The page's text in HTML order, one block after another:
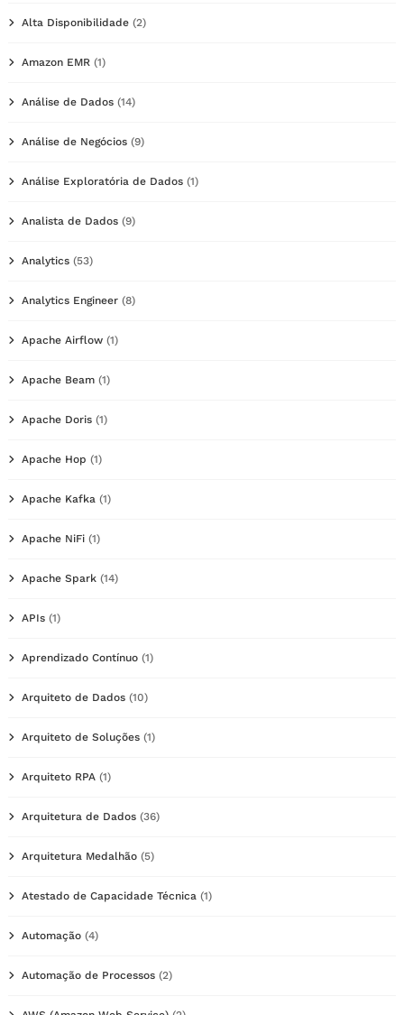
Alta Disponibilidade (2)
Amazon EMR (1)
Análise de Dados (14)
Análise de Negócios (9)
Análise Exploratória de Dados (1)
Analista de Dados (9)
Analytics (53)
Analytics Engineer (8)
Apache Airflow (1)
Apache Beam (1)
Apache Doris (1)
Apache Hop (1)
Apache Kafka (1)
Apache NiFi (1)
Apache Spark (14)
APIs (1)
Aprendizado Contínuo (1)
Arquiteto de Dados (10)
Arquiteto de Soluções (1)
Arquiteto RPA (1)
Arquitetura de Dados (36)
Arquitetura Medalhão (5)
Atestado de Capacidade Técnica (1)
Automação (4)
Automação de Processos (2)